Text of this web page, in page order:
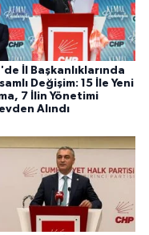
İl Başkanlıklarında
Değişim: 15 İle Yeni
7 İlin Yönetimi
Alındı